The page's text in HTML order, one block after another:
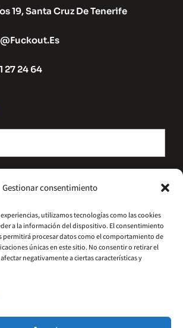
Gestionar consentimiento
experiencias, utilizamos tecnologías como las cookies
a la información del dispositivo. El consentimiento
permitirá procesar datos como el comportamiento de
únicas en este sitio. No consentir o retirar el
negativamente a ciertas características y
19, Santa Cruz De Tenerife
27 24 64
– Hydrometal Canarias SL